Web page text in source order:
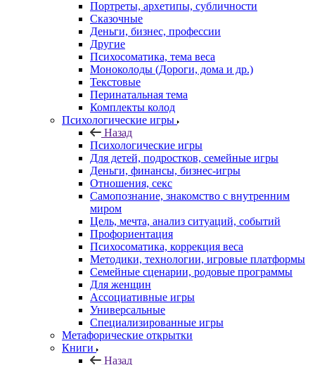
Портреты, архетипы, субличности
Сказочные
Деньги, бизнес, профессии
Другие
Психосоматика, тема веса
Моноколоды (Дороги, дома и др.)
Текстовые
Перинатальная тема
Комплекты колод
Психологические игры
Назад
Психологические игры
Для детей, подростков, семейные игры
Деньги, финансы, бизнес-игры
Отношения, секс
Самопознание, знакомство с внутренним
миром
Цель, мечта, анализ ситуаций, событий
Профориентация
Психосоматика, коррекция веса
Методики, технологии, игровые платформы
Семейные сценарии, родовые программы
Для женщин
Ассоциативные игры
Универсальные
Специализированные игры
Метафорические открытки
Книги
Назад